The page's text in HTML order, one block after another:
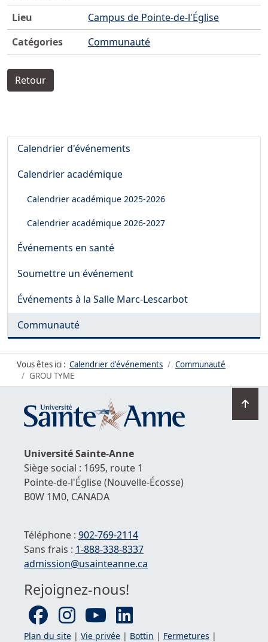
Lieu
Campus de Pointe-de-l'Église
Catégories
Communauté
Retour
Calendrier d'événements
Calendrier académique
Calendrier académique 2025-2026
Calendrier académique 2026-2027
Événements en santé
Soumettre un événement
Événements à la Salle Marc-Lescarbot
Communauté
Vous êtes ici : Calendrier d'événements
Communauté
GROU TYME
en
UniversitéSainte-Anne
Siège social : 1695, route 1
Pointe-de-l'Église(Nouvelle-Écosse)
B0W 1M0, CANADA
Téléphone : 902-769-2114
Sans frais : 1-888-338-8337
Courriel :
admission@usainteanne.ca
Rejoignez-nous!
Plan du site | Vie privée | Bottin | Fermetures |